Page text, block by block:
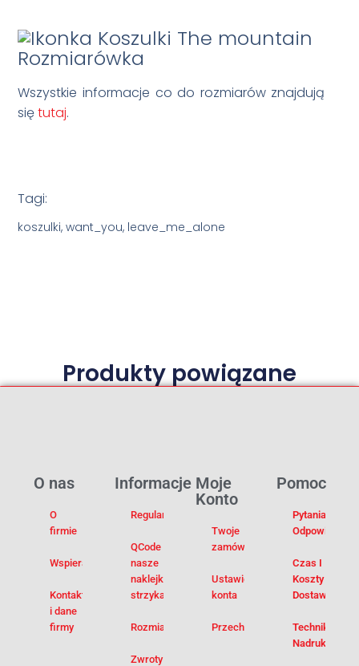
Rozmiarówka
Wszystkie informacje co do rozmiarów znajdują
siętutaj.
Tagi:
koszulki, want_you, leave_me_alone
Produkty powiązane
Pomoc
Pytania I
Odpowiedzi
Czas I
Koszty
Dostawy
Techniki
Nadruku
Moje
Konto
Twoje
zamówienia
Ustawienia
konta
Przechowalnia
Informacje
Regulamin
QCode –
nasze
naklejki na
strzykawki
Rozmiarówka
Zwroty i
O nas
O
firmie
Wspieramy
Kontakt
i dane
firmy